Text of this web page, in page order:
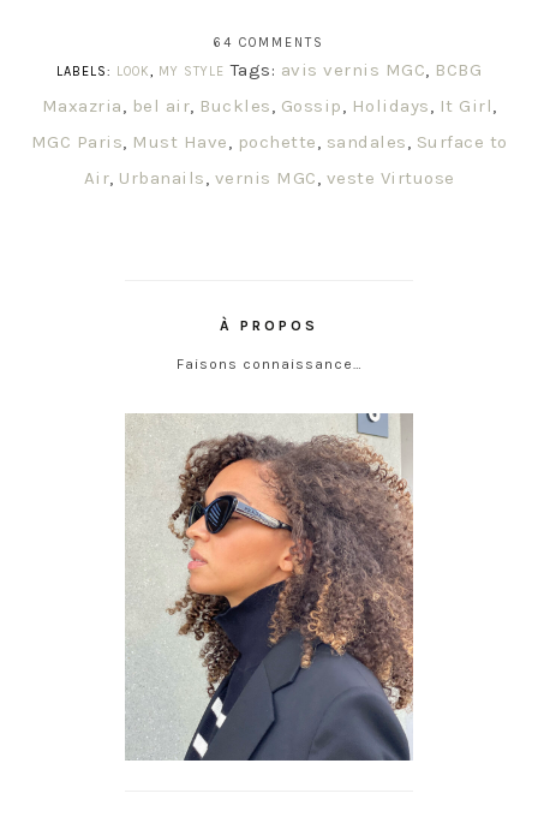
64 COMMENTS
LABELS:
LOOK, MY STYLE Tags: avis vernis MGC, BCBG
Maxazria, bel air, Buckles, Gossip, Holidays, It Girl,
MGC Paris, Must Have, pochette, sandales, Surface to
Air, Urbanails, vernis MGC, veste Virtuose
À PROPOS
Faisons connaissance…